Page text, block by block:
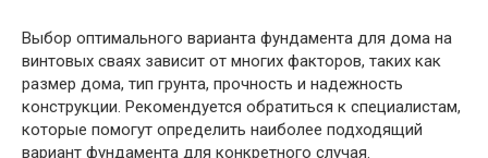
Выбор оптимального варианта фундамента для дома на
винтовых сваях зависит от многих факторов, таких как
размер дома, тип грунта, прочность и надежность
конструкции. Рекомендуется обратиться к специалистам,
которые помогут определить наиболее подходящий
вариант фундамента для конкретного случая.